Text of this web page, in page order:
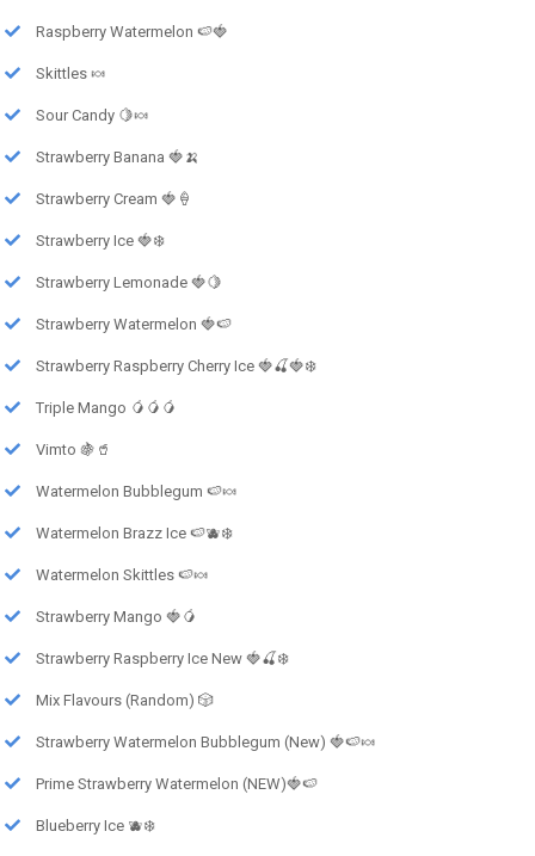
Raspberry Watermelon 🍉🍓
Skittles 🍬
Sour Candy 🍋🍬
Strawberry Banana 🍓🍌
Strawberry Cream 🍓🍦
Strawberry Ice 🍓❄️
Strawberry Lemonade 🍓🍋
Strawberry Watermelon 🍓🍉
Strawberry Raspberry Cherry Ice 🍓🍒🍓❄️
Triple Mango 🥭🥭🥭
Vimto 🍇🥤
Watermelon Bubblegum 🍉🍬
Watermelon Brazz Ice 🍉🫐❄️
Watermelon Skittles 🍉🍬
Strawberry Mango 🍓🥭
Strawberry Raspberry Ice New 🍓🍒❄️
Mix Flavours (Random) 🎲
Strawberry Watermelon Bubblegum (New) 🍓🍉🍬
Prime Strawberry Watermelon (NEW)🍓🍉
Blueberry Ice 🫐❄️